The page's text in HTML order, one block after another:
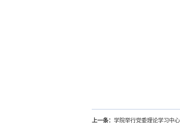
上一条： 学院举行党委理论学习中